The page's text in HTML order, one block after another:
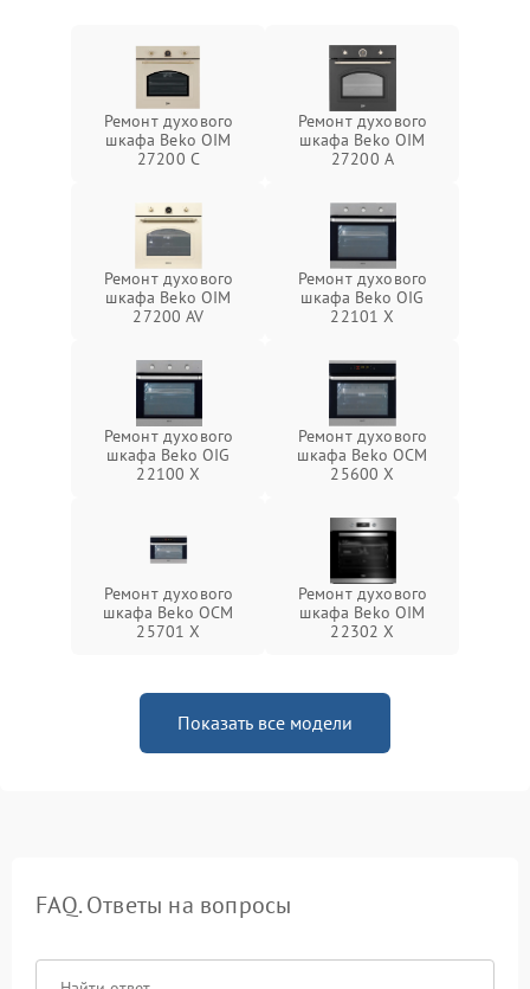
Ремонт духового
шкафа Beko OIM
27200 C
Ремонт духового
шкафа Beko OIM
27200 A
Ремонт духового
шкафа Beko OIM
27200 AV
Ремонт духового
шкафа Beko OIG
22101 X
Ремонт духового
шкафа Beko OIG
22100 X
Ремонт духового
шкафа Beko OCM
25600 X
Ремонт духового
шкафа Beko OCM
25701 X
Ремонт духового
шкафа Beko OIM
22302 X
Показать все модели
FAQ. Ответы на вопросы